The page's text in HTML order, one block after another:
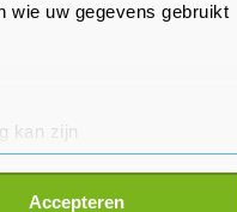
wie uw gegevens gebruikt
kan zijn
detailgedeelte
Accepteren